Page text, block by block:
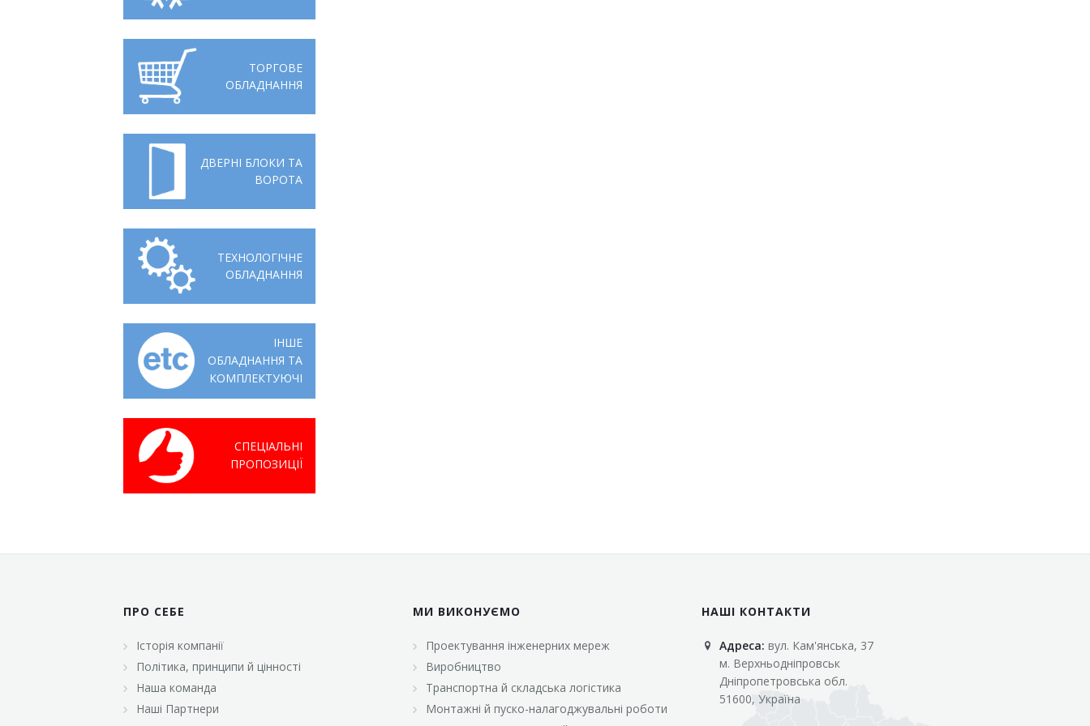
Ліцензії, сертифікати, дипломи
Відео
Вакансії
Сервіс
Модернізація
ТОРГОВЕ
ОБЛАДНАННЯ
ДВЕРНІ БЛОКИ ТА
ВОРОТА
ТЕХНОЛОГІЧНЕ
ОБЛАДНАННЯ
ІНШЕ
ОБЛАДНАННЯ ТА
КОМПЛЕКТУЮЧІ
СПЕЦІАЛЬНІ
ПРОПОЗИЦІЇ
ПРО СЕБЕ
Історія компанії
Політика, принципи й цінності
Наша команда
Наші Партнери
МИ ВИКОНУЄМО
Проектування інженерних мереж
Виробництво
Транспортна й складська логістика
Монтажні й пуско-налагоджувальні роботи
НАШІ КОНТАКТИ
Адреса: вул. Кам'янська, 37
м. Верхньодніпровськ
Дніпропетровська обл.
51600, Україна